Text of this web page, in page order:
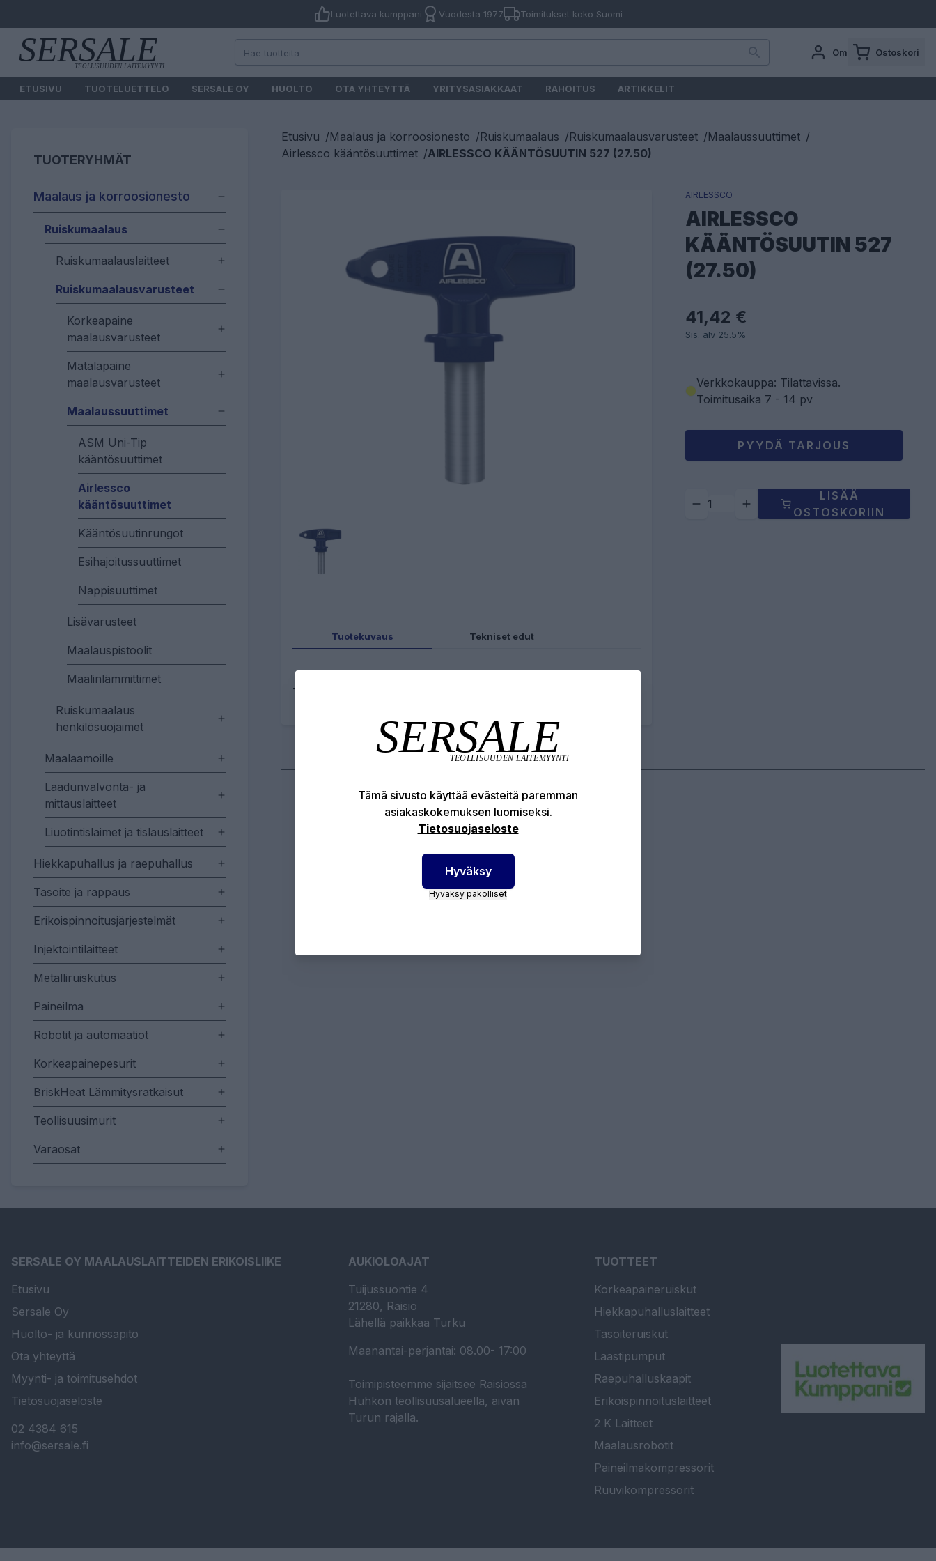
Luotettava kumppani Vuodesta 1977 Toimitukset koko Suomi
Oma tili Ostoskori
ETUSIVU TUOTELUETTELO SERSALE OY HUOLTO OTA YHTEYTTÄ YRITYSASIAKKAAT RAHOITUS ARTIKKELIT
TUOTERYHMÄT
Maalaus ja korroosionesto
Ruiskumaalaus
Ruiskumaalauslaitteet
Ruiskumaalausvarusteet
Korkeapaine
maalausvarusteet
Matalapaine
maalausvarusteet
Maalaussuuttimet
ASM Uni-Tip
kääntösuuttimet
Airlessco
kääntösuuttimet
Kääntösuutinrungot
Esihajoitussuuttimet
Nappisuuttimet
Lisävarusteet
Maalauspistoolit
Maalinlämmittimet
Ruiskumaalaus
henkilösuojaimet
Maalaamoille
Laadunvalvonta- ja
mittauslaitteet
Liuotintislaimet ja tislauslaitteet
Hiekkapuhallus ja raepuhallus
Tasoite ja rappaus
Erikoispinnoitusjärjestelmät
Injektointilaitteet
Metalliruiskutus
Paineilma
Robotit ja automaatiot
Korkeapainepesurit
BriskHeat Lämmitysratkaisut
Teollisuusimurit
Varaosat
Etusivu /Maalaus ja korroosionesto /Ruiskumaalaus /Ruiskumaalausvarusteet /Maalaussuuttimet /
Airlessco kääntösuuttimet /AIRLESSCO KÄÄNTÖSUUTIN 527 (27.50)
Tuotekuvaus Tekniset edut
Tuotenumero:
AIRLESSCO
AIRLESSCO
KÄÄNTÖSUUTIN 527
(27.50)
41,42 €
Sis. alv 25.5%
Verkkokauppa: Tilattavissa.
Toimitusaika 7 - 14 pv
PYYDÄ TARJOUS
LISÄÄ
OSTOSKORIIN
SERSALE OY MAALAUSLAITTEIDEN ERIKOISLIIKE
Etusivu
Sersale Oy
Huolto- ja kunnossapito
Ota yhteyttä
Myynti- ja toimitusehdot
Tietosuojaseloste
02 4384 615
info@sersale.fi
AUKIOLOAJAT
Tuijussuontie 4
21280, Raisio
Lähellä paikkaa Turku
Maanantai-perjantai: 08.00- 17:00
Toimipisteemme sijaitsee Raisiossa
Huhkon teollisuusalueella, aivan
Turun rajalla.
TUOTTEET
Korkeapaineruiskut
Hiekkapuhalluslaitteet
Tasoiteruiskut
Laastipumput
Raepuhalluskaapit
Erikoispinnoituslaitteet
2 K Laitteet
Maalausrobotit
Paineilmakompressorit
Ruuvikompressorit
Tämä sivusto käyttää evästeitä paremman
asiakaskokemuksen luomiseksi.
Tietosuojaseloste
Hyväksy
Hyväksy pakolliset